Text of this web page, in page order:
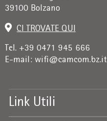
39100 Bolzano
CI TROVATE QUI
Tel. +39 0471 945 666
E-mail: wifi@camcom.bz.it
Link Utili